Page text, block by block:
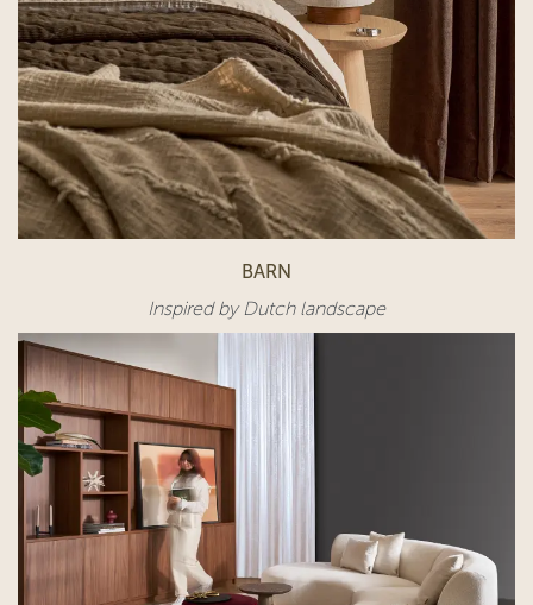
BARN
Inspired by Dutch landscape